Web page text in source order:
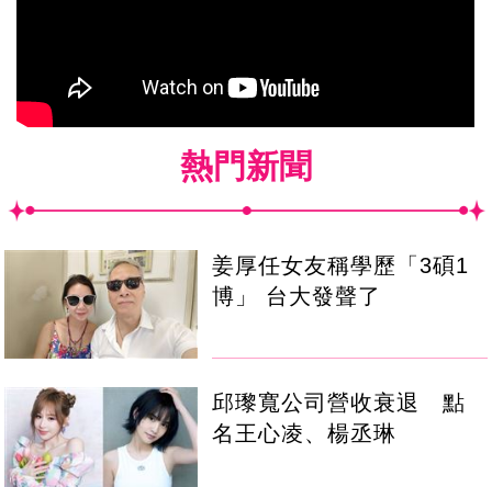
熱門新聞
姜厚任女友稱學歷「3碩1
博」 台大發聲了
邱瓈寬公司營收衰退 點
名王心凌、楊丞琳